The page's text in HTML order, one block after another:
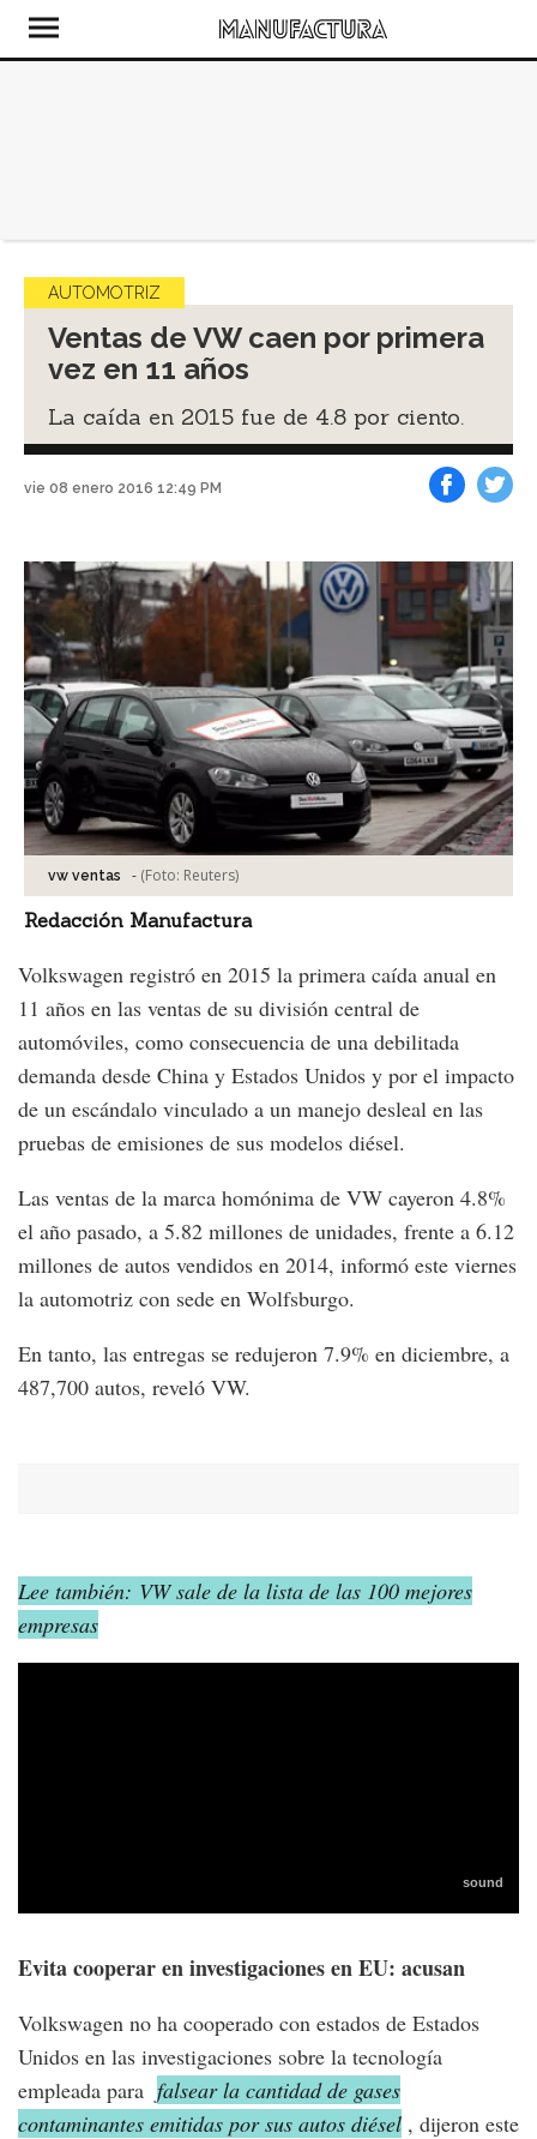
AUTOMOTRIZ
Ventas de VW caen por primera
vez en 11 años
La caída en 2015 fue de 4.8 por ciento.
vie 08 enero 2016 12:49 PM
vw ventas - (Foto: Reuters)
Redacción Manufactura
Volkswagen registró en 2015 la primera caída anual en
11 años en las ventas de su división central de
automóviles, como consecuencia de una debilitada
demanda desde China y Estados Unidos y por el impacto
de un escándalo vinculado a un manejo desleal en las
pruebas de emisiones de sus modelos diésel.
Las ventas de la marca homónima de VW cayeron 4.8%
el año pasado, a 5.82 millones de unidades, frente a 6.12
millones de autos vendidos en 2014, informó este viernes
la automotriz con sede en Wolfsburgo.
En tanto, las entregas se redujeron 7.9% en diciembre, a
487,700 autos, reveló VW.
Lee también: VW sale de la lista de las 100 mejores
empresas
Evita cooperar en investigaciones en EU: acusan
Volkswagen no ha cooperado con estados de Estados
Unidos en las investigaciones sobre la tecnología
empleada para falsear la cantidad de gases
contaminantes emitidas por sus autos diésel , dijeron este